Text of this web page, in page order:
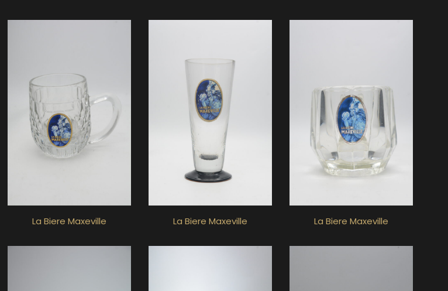
La Biere Maxeville La Biere Maxeville La Biere Maxeville